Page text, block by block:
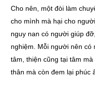
Cho nên, một đòi làm
cho mình mà hại cho
nguy nan có người giúp
nghiệm. Mỗi người nên có
tâm, thiện cũng tại tâm
thân mà còn đem lại phúc